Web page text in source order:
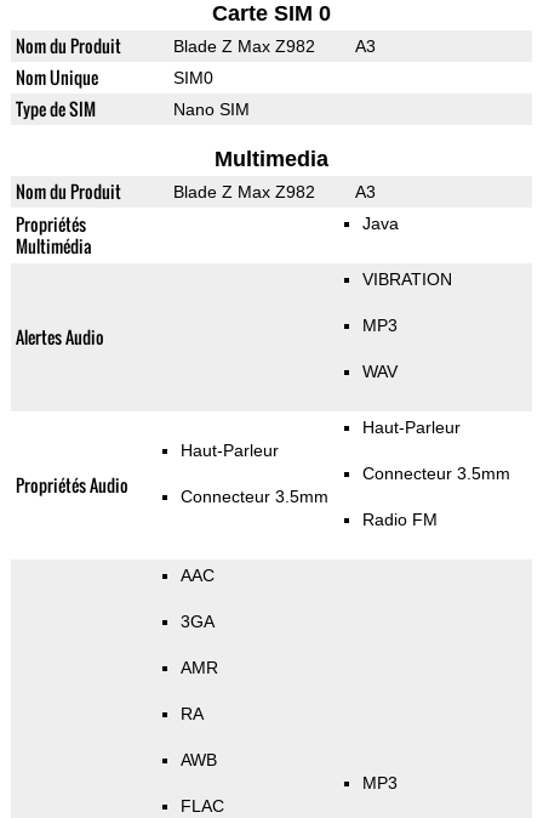
Carte SIM 0
Nom du Produit Blade Z Max Z982 A3
Nom Unique SIM0
Type de SIM Nano SIM
Multimedia
Nom du Produit Blade Z Max Z982 A3
Propriétés
Multimédia
Java
Alertes Audio
VIBRATION
MP3
WAV
Propriétés Audio
Haut-Parleur
Connecteur 3.5mm
Haut-Parleur
Connecteur 3.5mm
Radio FM
AAC
3GA
AMR
RA
AWB
FLAC
MP3